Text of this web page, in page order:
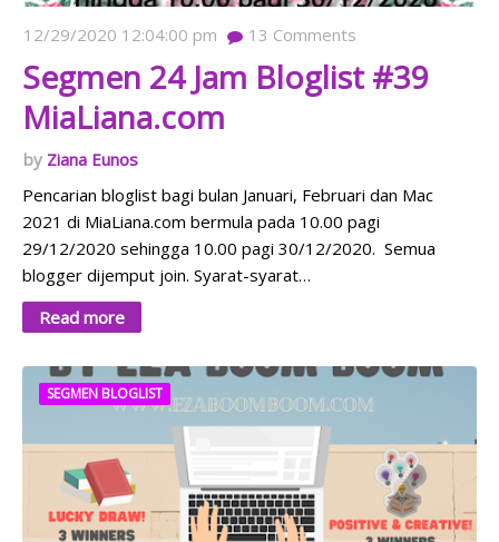
12/29/2020 12:04:00 pm 13 Comments
Segmen 24 Jam Bloglist #39
MiaLiana.com
Ziana Eunos
Pencarian bloglist bagi bulan Januari, Februari dan Mac
2021 di MiaLiana.com bermula pada 10.00 pagi
29/12/2020 sehingga 10.00 pagi 30/12/2020. Semua
blogger dijemput join. Syarat-syarat…
Read more
SEGMEN BLOGLIST